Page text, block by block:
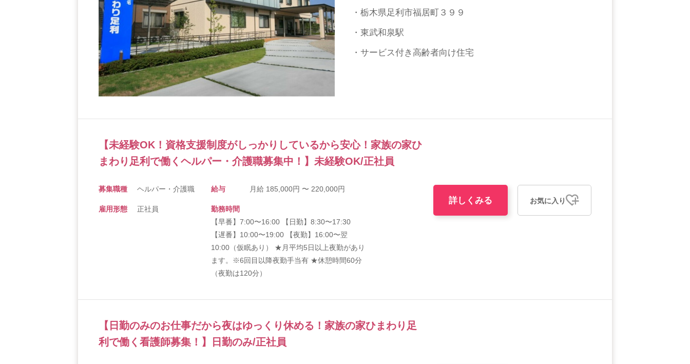
・栃木県足利市福居町３９９
・東武和泉駅
・サービス付き高齢者向け住宅
【未経験OK！資格支援制度がしっかりしているから安心！家族の家ひ
まわり足利で働くヘルパー・介護職募集中！】未経験OK/正社員
募集職種 ヘルパー・介護職 給与 月給 185,000円 〜 220,000円
雇用形態 正社員
勤務時間
【早番】7:00〜16:00 【日勤】8:30〜17:30
【遅番】10:00〜19:00 【夜勤】16:00〜翌
10:00（仮眠あり） ★月平均5日以上夜勤があり
ます。※6回目以降夜勤手当有 ★休憩時間60分
（夜勤は120分）
詳しくみる お気に入り
【日勤のみのお仕事だから夜はゆっくり休める！家族の家ひまわり足
利で働く看護師募集！】日勤のみ/正社員